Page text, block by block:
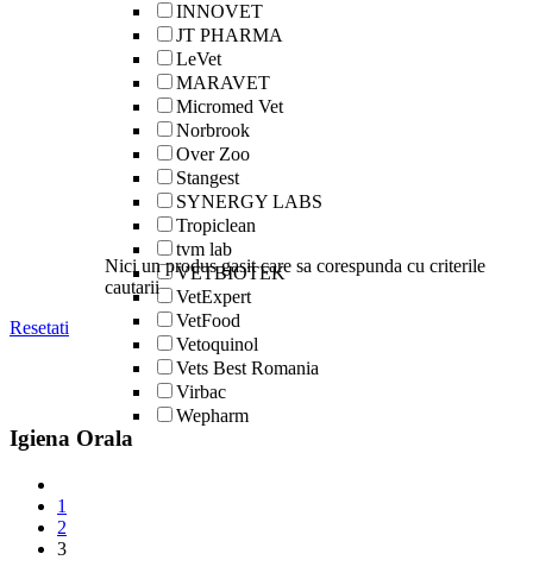
INNOVET
JT PHARMA
LeVet
MARAVET
Micromed Vet
Norbrook
Over Zoo
Stangest
SYNERGY LABS
Tropiclean
tvm lab
VETBIOTEK
VetExpert
VetFood
Vetoquinol
Vets Best Romania
Virbac
Wepharm
Nici un produs gasit care sa corespunda cu criterile
cautarii
Resetati
Igiena Orala
1
2
3